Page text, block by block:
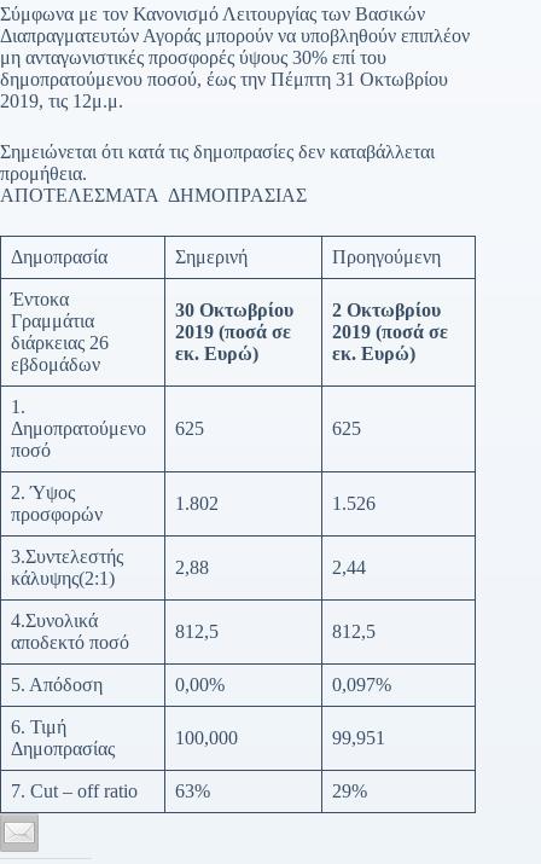
Σύμφωνα με τον Κανονισμό Λειτουργίας των Βασικών
Διαπραγματευτών Αγοράς μπορούν να υποβληθούν επιπλέον
μη ανταγωνιστικές προσφορές ύψους 30% επί του
δημοπρατούμενου ποσού, έως την Πέμπτη 31 Οκτωβρίου
2019, τις 12μ.μ.
Σημειώνεται ότι κατά τις δημοπρασίες δεν καταβάλλεται
προμήθεια.
ΑΠΟΤΕΛΕΣΜΑΤΑ ΔΗΜΟΠΡΑΣΙΑΣ
Δημοπρασία Σημερινή Προηγούμενη
Έντοκα
Γραμμάτια
διάρκειας 26
εβδομάδων
30 Οκτωβρίου
2019 (ποσά σε
εκ. Ευρώ)
2 Οκτωβρίου
2019 (ποσά σε
εκ. Ευρώ)
1.
Δημοπρατούμενο
ποσό
625 625
2. Ύψος
προσφορών
1.802 1.526
3.Συντελεστής
κάλυψης(2:1)
2,88 2,44
4.Συνολικά
αποδεκτό ποσό
812,5 812,5
5. Απόδοση 0,00% 0,097%
6. Τιμή
Δημοπρασίας
100,000 99,951
7. Cut – off ratio 63% 29%